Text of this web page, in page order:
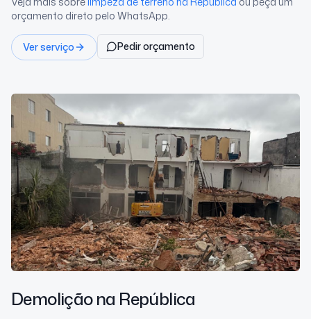
orçamento direto pelo WhatsApp.
Ver serviço Pedir orçamento
Demoliçãona República